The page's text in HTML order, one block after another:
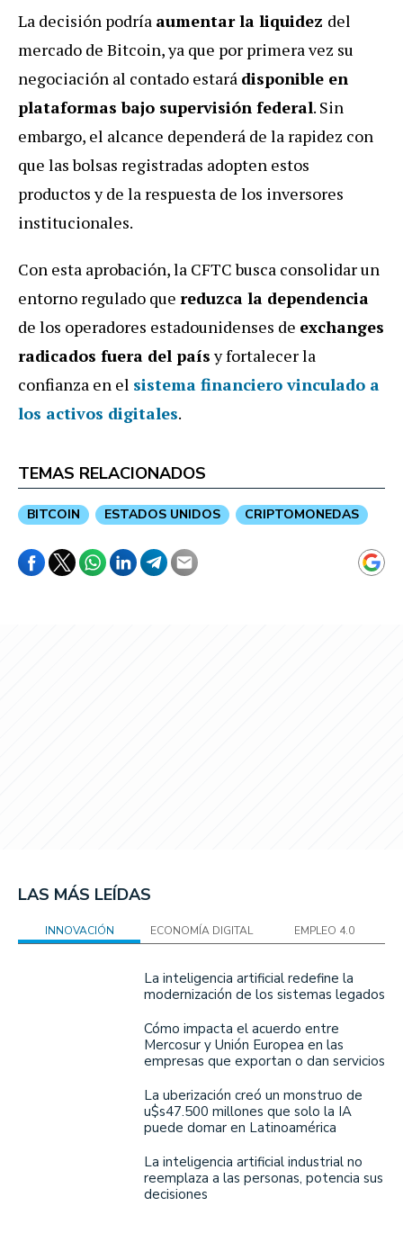
La decisión podría aumentar la liquidez del
mercado de Bitcoin, ya que por primera vez su
negociación al contado estará disponible en
plataformas bajo supervisión federal. Sin
embargo, el alcance dependerá de la rapidez con
que las bolsas registradas adopten estos
productos y de la respuesta de los inversores
institucionales.
Con esta aprobación, la CFTC busca consolidar un
entorno regulado que reduzca la dependencia
de los operadores estadounidenses de exchanges
radicados fuera del paísy fortalecer la
confianza en el sistema financiero vinculado a
los activos digitales.
TEMAS RELACIONADOS
BITCOIN ESTADOS UNIDOS CRIPTOMONEDAS
LAS MÁS LEÍDAS
INNOVACIÓN ECONOMÍA DIGITAL EMPLEO 4.0
La inteligencia artificial redefine la
modernización de los sistemas legados
Cómo impacta el acuerdo entre
Mercosur y Unión Europea en las
empresas que exportan o dan servicios
La uberización creó un monstruo de
u$s47.500 millones que solo la IA
puede domar en Latinoamérica
La inteligencia artificial industrial no
reemplaza a las personas, potencia sus
decisiones